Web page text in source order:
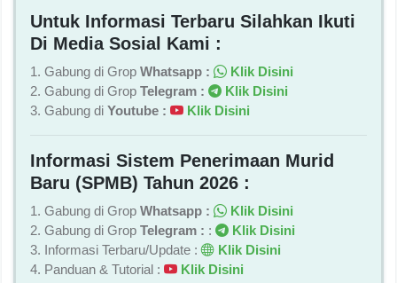
Untuk Informasi Terbaru Silahkan Ikuti
Di Media Sosial Kami :
1. Gabung di Grop Whatsapp :
Klik Disini
2. Gabung di Grop Telegram :
Klik Disini
3. Gabung di Youtube : Klik Disini
Informasi Sistem Penerimaan Murid
Baru (SPMB) Tahun 2026 :
1. Gabung di Grop Whatsapp :
Klik Disini
2. Gabung di Grop Telegram : :
Klik Disini
3. Informasi Terbaru/Update :
Klik Disini
4. Panduan & Tutorial :
Klik Disini